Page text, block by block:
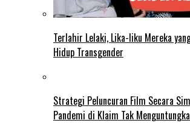
Terlahir Lelaki, Lika-liku Mereka
Hidup Transgender
Strategi Peluncuran Film Secara
Pandemi di Klaim Tak